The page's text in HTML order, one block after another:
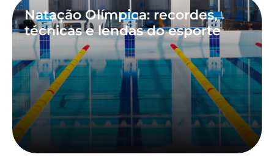
Natação Olímpica: recordes,
técnicas e lendas do esporte